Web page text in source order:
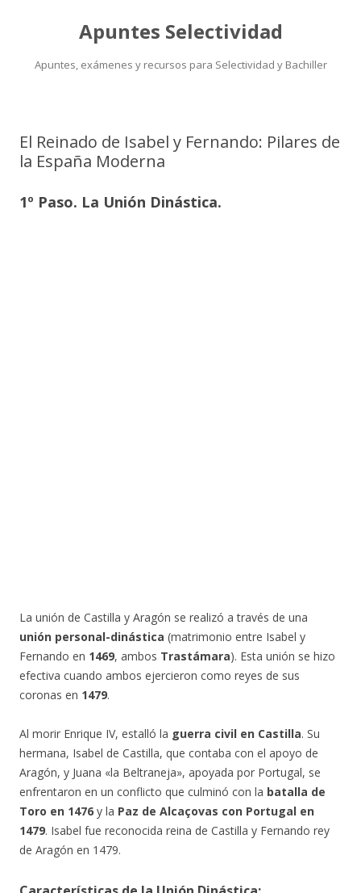
Apuntes Selectividad
Apuntes, exámenes y recursos para Selectividad y Bachiller
El Reinado de Isabel y Fernando: Pilares de
la España Moderna
1º Paso. La Unión Dinástica.
La unión de Castilla y Aragón se realizó a través de una
unión personal-dinástica (matrimonio entre Isabel y
Fernando en 1469, ambos Trastámara). Esta unión se hizo
efectiva cuando ambos ejercieron como reyes de sus
coronas en 1479.
Al morir Enrique IV, estalló la guerra civil en Castilla. Su
hermana, Isabel de Castilla, que contaba con el apoyo de
Aragón, y Juana «la Beltraneja», apoyada por Portugal, se
enfrentaron en un conflicto que culminó con la batalla de
Toro en 1476 y la Paz de Alcaçovas con Portugal en
1479. Isabel fue reconocida reina de Castilla y Fernando rey
de Aragón en 1479.